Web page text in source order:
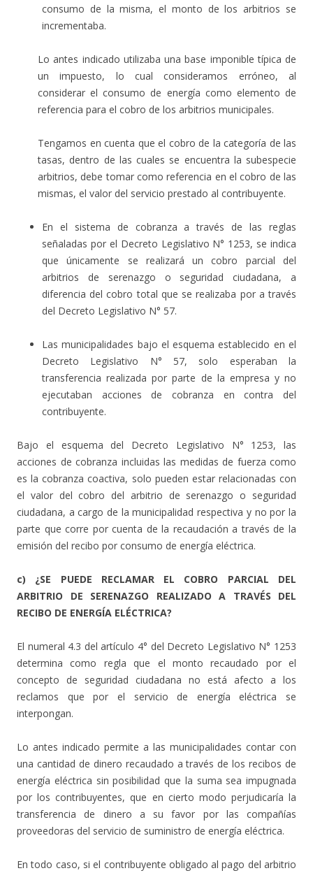
consumo de la misma, el monto de los arbitrios se
incrementaba.
Lo antes indicado utilizaba una base imponible típica de
un impuesto, lo cual consideramos erróneo, al
considerar el consumo de energía como elemento de
referencia para el cobro de los arbitrios municipales.
Tengamos en cuenta que el cobro de la categoría de las
tasas, dentro de las cuales se encuentra la subespecie
arbitrios, debe tomar como referencia en el cobro de las
mismas, el valor del servicio prestado al contribuyente.
En el sistema de cobranza a través de las reglas
señaladas por el Decreto Legislativo N° 1253, se indica
que únicamente se realizará un cobro parcial del
arbitrios de serenazgo o seguridad ciudadana, a
diferencia del cobro total que se realizaba por a través
del Decreto Legislativo N° 57.
Las municipalidades bajo el esquema establecido en el
Decreto Legislativo N° 57, solo esperaban la
transferencia realizada por parte de la empresa y no
ejecutaban acciones de cobranza en contra del
contribuyente.
Bajo el esquema del Decreto Legislativo N° 1253, las
acciones de cobranza incluidas las medidas de fuerza como
es la cobranza coactiva, solo pueden estar relacionadas con
el valor del cobro del arbitrio de serenazgo o seguridad
ciudadana, a cargo de la municipalidad respectiva y no por la
parte que corre por cuenta de la recaudación a través de la
emisión del recibo por consumo de energía eléctrica.
c) ¿SE PUEDE RECLAMAR EL COBRO PARCIAL DEL
ARBITRIO DE SERENAZGO REALIZADO A TRAVÉS DEL
RECIBO DE ENERGÍA ELÉCTRICA?
El numeral 4.3 del artículo 4° del Decreto Legislativo N° 1253
determina como regla que el monto recaudado por el
concepto de seguridad ciudadana no está afecto a los
reclamos que por el servicio de energía eléctrica se
interpongan.
Lo antes indicado permite a las municipalidades contar con
una cantidad de dinero recaudado a través de los recibos de
energía eléctrica sin posibilidad que la suma sea impugnada
por los contribuyentes, que en cierto modo perjudicaría la
transferencia de dinero a su favor por las compañías
proveedoras del servicio de suministro de energía eléctrica.
En todo caso, si el contribuyente obligado al pago del arbitrio